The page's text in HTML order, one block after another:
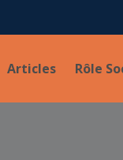
Articles Rôle